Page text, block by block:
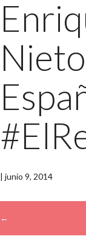
| junio 9, 2014
←